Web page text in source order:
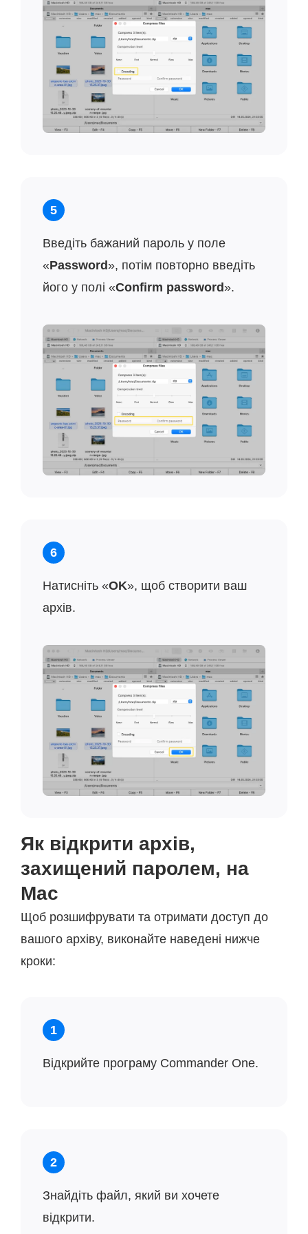
5
Введіть бажаний пароль у поле
«Password», потім повторно введіть
його у полі «Confirm password».
6
Натисніть «OK», щоб створити ваш
архів.
Як відкрити архів,
захищений паролем, на
Mac
Щоб розшифрувати та отримати доступ до
вашого архіву, виконайте наведені нижче
кроки:
1
Відкрийте програму Commander One.
2
Знайдіть файл, який ви хочете
відкрити.